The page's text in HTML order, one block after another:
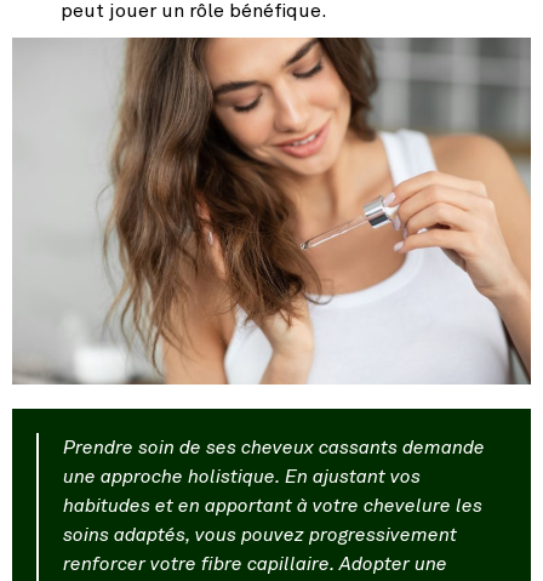
peut jouer un rôle bénéfique.
Prendre soin de ses cheveux cassants demande
une approche holistique. En ajustant vos
habitudes et en apportant à votre chevelure les
soins adaptés, vous pouvez progressivement
renforcer votre fibre capillaire. Adopter une